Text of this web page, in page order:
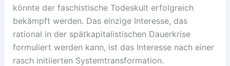
könnte der faschistische Todeskult erfolgreich
bekämpft werden. Das einzige Interesse, das
rational in der spätkapitalistischen Dauerkrise
formuliert werden kann, ist das Interesse nach einer
rasch initiierten Systemtransformation.